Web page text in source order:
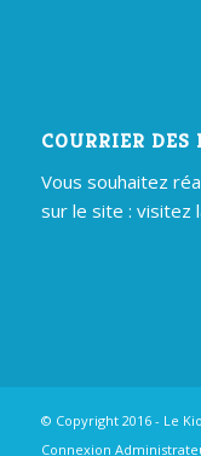
COURRIER DES
Vous souhaitez
sur le site : visitez
© Copyright 2016 - Le
Connexion